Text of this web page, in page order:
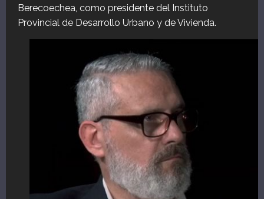
Berecoechea, como presidente del Instituto
Provincial de Desarrollo Urbano y de Vivienda.